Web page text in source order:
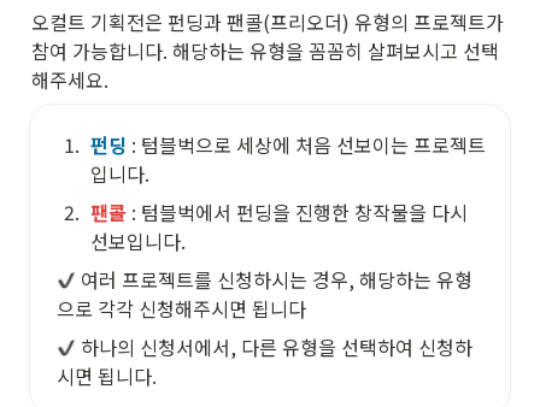
오컬트 기획전은 펀딩과 팬콜(프리오더) 유형의 프로젝트가
참여 가능합니다. 해당하는 유형을 꼼꼼히 살펴보시고 선택
해주세요.
1. 펀딩 : 텀블벅으로 세상에 처음 선보이는 프로젝트
입니다.
2. 팬콜 : 텀블벅에서 펀딩을 진행한 창작물을 다시
선보입니다.
여러 프로젝트를 신청하시는 경우, 해당하는 유형
으로 각각 신청해주시면 됩니다
하나의 신청서에서, 다른 유형을 선택하여 신청하
시면 됩니다.